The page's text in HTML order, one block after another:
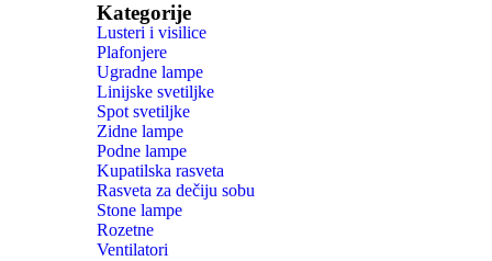
Kategorije
Lusteri i visilice
Plafonjere
Ugradne lampe
Linijske svetiljke
Spot svetiljke
Zidne lampe
Podne lampe
Kupatilska rasveta
Rasveta za dečiju sobu
Stone lampe
Rozetne
Ventilatori